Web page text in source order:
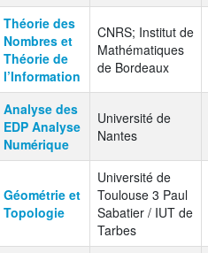
Théorie des
Nombres et
Théorie de
l’Information
CNRS; Institut de
Mathématiques
de Bordeaux
Analyse des
EDP Analyse
Numérique
Université de
Nantes
Géométrie et
Topologie
Université de
Toulouse 3 Paul
Sabatier / IUT de
Tarbes